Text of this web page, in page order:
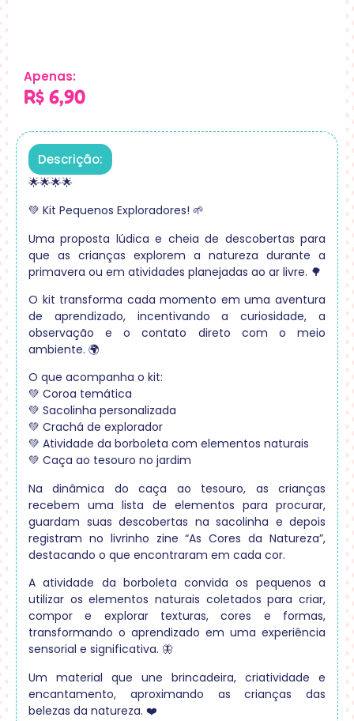
Apenas:
R$ 6,90
Descrição:
🌟🌟🌟🌟
💚 Kit Pequenos Exploradores! 🌱
Uma proposta lúdica e cheia de descobertas para
que as crianças explorem a natureza durante a
primavera ou em atividades planejadas ao ar livre. 🌳
O kit transforma cada momento em uma aventura
de aprendizado, incentivando a curiosidade, a
observação e o contato direto com o meio
ambiente. 🌍
O que acompanha o kit:
💚 Coroa temática
💚 Sacolinha personalizada
💚 Crachá de explorador
💚 Atividade da borboleta com elementos naturais
💚 Caça ao tesouro no jardim
Na dinâmica do caça ao tesouro, as crianças
recebem uma lista de elementos para procurar,
guardam suas descobertas na sacolinha e depois
registram no livrinho zine “As Cores da Natureza”,
destacando o que encontraram em cada cor.
A atividade da borboleta convida os pequenos a
utilizar os elementos naturais coletados para criar,
compor e explorar texturas, cores e formas,
transformando o aprendizado em uma experiência
sensorial e significativa. 🦋
Um material que une brincadeira, criatividade e
encantamento, aproximando as crianças das
belezas da natureza. ❤️